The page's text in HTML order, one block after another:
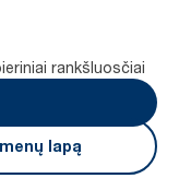
rankšluosčiai
lapą